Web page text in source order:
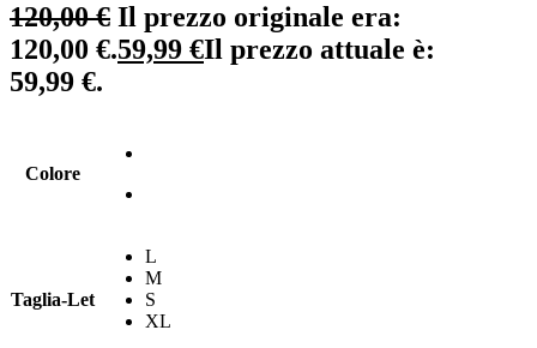
120,00€ Il prezzo originale era:
120,00 €.59,99 €Il prezzo attuale è:
59,99 €.
Colore
Taglia-Let
L
M
S
XL